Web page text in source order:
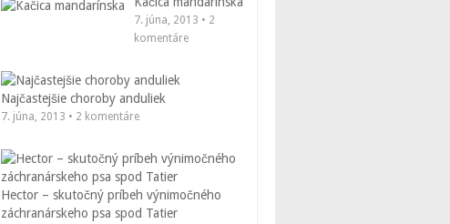
7. júna, 2013 • 2
komentáre
Najčastejšie choroby anduliek
7. júna, 2013 • 2 komentáre
Hector – skutočný príbeh výnimočného
záchranárskeho psa spod Tatier